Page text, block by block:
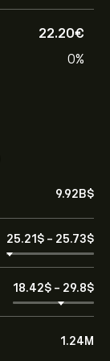
22.20‎€‎
0%
9.92B‎$‎
25.21‎$‎ - 25.73‎$‎
18.42‎$‎ - 29.8‎$‎
1.24M